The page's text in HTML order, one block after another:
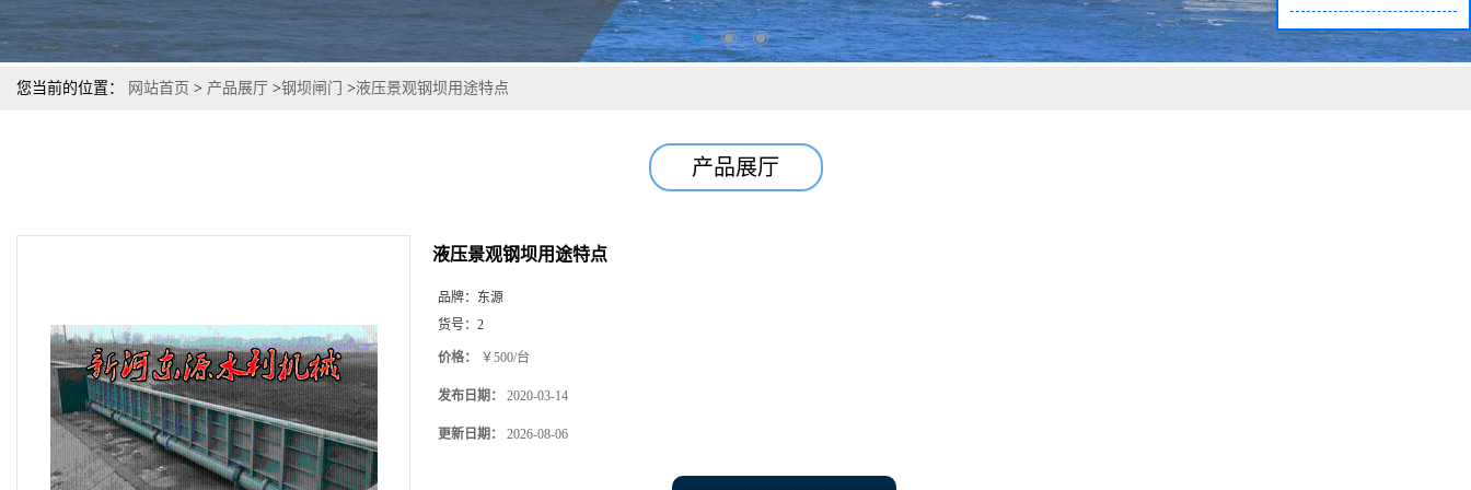
您当前的位置： 网站首页 > 产品展厅 >钢坝闸门 >液压景观钢坝用途特点
产品展厅
液压景观钢坝用途特点
品牌： 东源
货号： 2
价格： ￥500/台
发布日期： 2020-03-14
更新日期： 2026-08-06